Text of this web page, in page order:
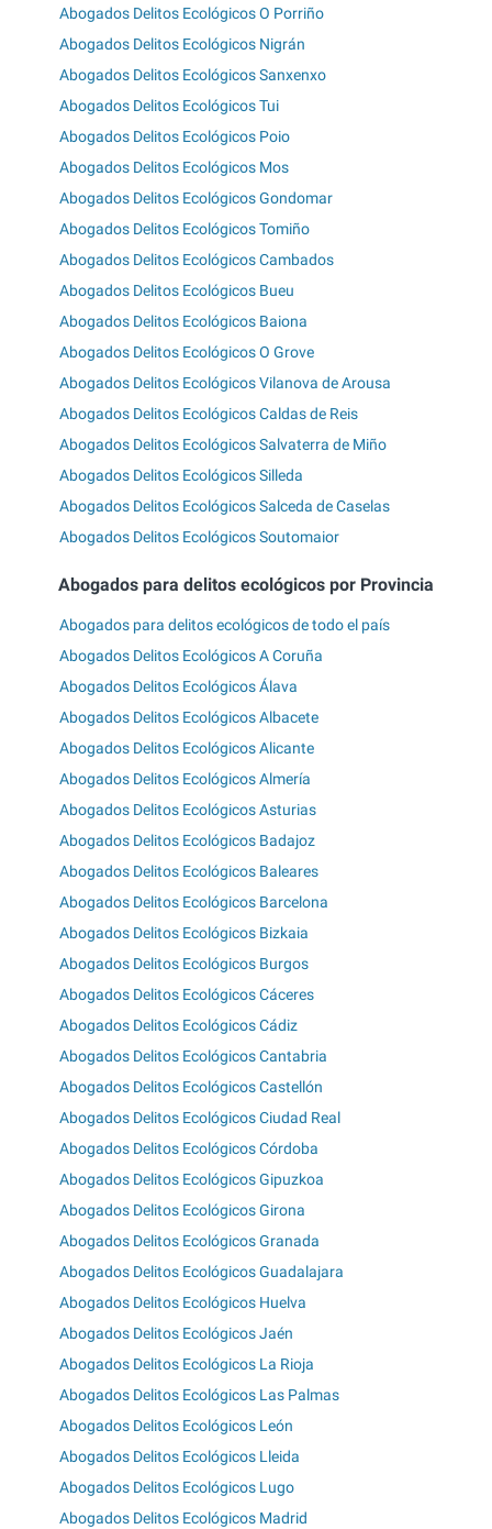
Abogados Delitos Ecológicos O Porriño
Abogados Delitos Ecológicos Nigrán
Abogados Delitos Ecológicos Sanxenxo
Abogados Delitos Ecológicos Tui
Abogados Delitos Ecológicos Poio
Abogados Delitos Ecológicos Mos
Abogados Delitos Ecológicos Gondomar
Abogados Delitos Ecológicos Tomiño
Abogados Delitos Ecológicos Cambados
Abogados Delitos Ecológicos Bueu
Abogados Delitos Ecológicos Baiona
Abogados Delitos Ecológicos O Grove
Abogados Delitos Ecológicos Vilanova de Arousa
Abogados Delitos Ecológicos Caldas de Reis
Abogados Delitos Ecológicos Salvaterra de Miño
Abogados Delitos Ecológicos Silleda
Abogados Delitos Ecológicos Salceda de Caselas
Abogados Delitos Ecológicos Soutomaior
Abogados para delitos ecológicos por Provincia
Abogados para delitos ecológicos de todo el país
Abogados Delitos Ecológicos A Coruña
Abogados Delitos Ecológicos Álava
Abogados Delitos Ecológicos Albacete
Abogados Delitos Ecológicos Alicante
Abogados Delitos Ecológicos Almería
Abogados Delitos Ecológicos Asturias
Abogados Delitos Ecológicos Badajoz
Abogados Delitos Ecológicos Baleares
Abogados Delitos Ecológicos Barcelona
Abogados Delitos Ecológicos Bizkaia
Abogados Delitos Ecológicos Burgos
Abogados Delitos Ecológicos Cáceres
Abogados Delitos Ecológicos Cádiz
Abogados Delitos Ecológicos Cantabria
Abogados Delitos Ecológicos Castellón
Abogados Delitos Ecológicos Ciudad Real
Abogados Delitos Ecológicos Córdoba
Abogados Delitos Ecológicos Gipuzkoa
Abogados Delitos Ecológicos Girona
Abogados Delitos Ecológicos Granada
Abogados Delitos Ecológicos Guadalajara
Abogados Delitos Ecológicos Huelva
Abogados Delitos Ecológicos Jaén
Abogados Delitos Ecológicos La Rioja
Abogados Delitos Ecológicos Las Palmas
Abogados Delitos Ecológicos León
Abogados Delitos Ecológicos Lleida
Abogados Delitos Ecológicos Lugo
Abogados Delitos Ecológicos Madrid